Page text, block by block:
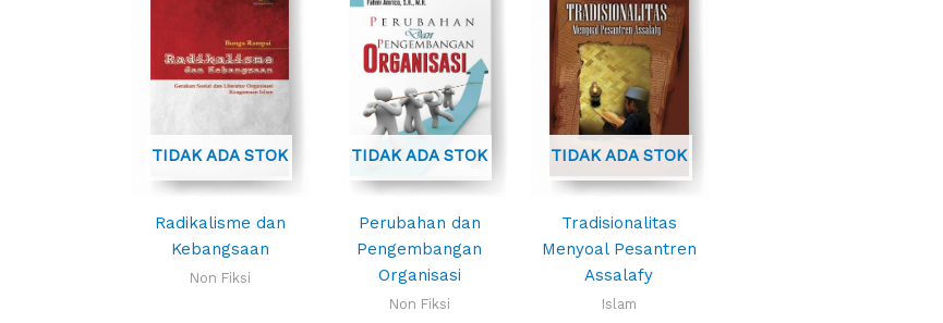
TIDAK ADA STOK
Radikalisme dan
Kebangsaan
Non Fiksi
TIDAK ADA STOK
Perubahan dan
Pengembangan
Organisasi
Non Fiksi
TIDAK ADA STOK
Tradisionalitas
Menyoal Pesantren
Assalafy
Islam